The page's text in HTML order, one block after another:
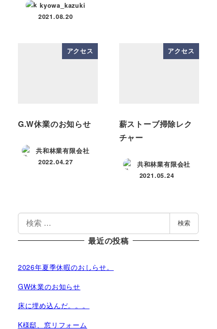
kyowa_kazuki
投稿日
2021.08.20
アクセス
G.W休業のお知らせ
共和林業有限会社
投稿日
2022.04.27
アクセス
薪ストーブ掃除レク
チャー
共和林業有限会社
投稿日
2021.05.24
検
索
検索
最近の投稿
2026年夏季休暇のおしらせ。
GW休業のお知らせ
床に埋め込んだ。。。
K様邸、窓リフォーム